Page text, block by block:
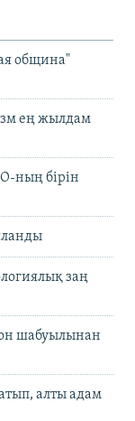
община"
ең жылдам
ның бірін
заң
шабуылынан
алты адам